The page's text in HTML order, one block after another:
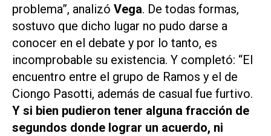
problema”, analizó Vega. De todas formas,
sostuvo que dicho lugar no pudo darse a
conocer en el debate y por lo tanto, es
incomprobable su existencia. Y completó: “El
encuentro entre el grupo de Ramos y el de
Ciongo Pasotti, además de casual fue furtivo.
Y si bien pudieron tener alguna fracción de
segundos donde lograr un acuerdo, ni